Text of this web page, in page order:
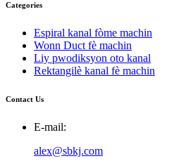
Categories
Espiral kanal fòme machin
Wonn Duct fè machin
Liy pwodiksyon oto kanal
Rektangilè kanal fè machin
Contact Us
E-mail:
alex@sbkj.com